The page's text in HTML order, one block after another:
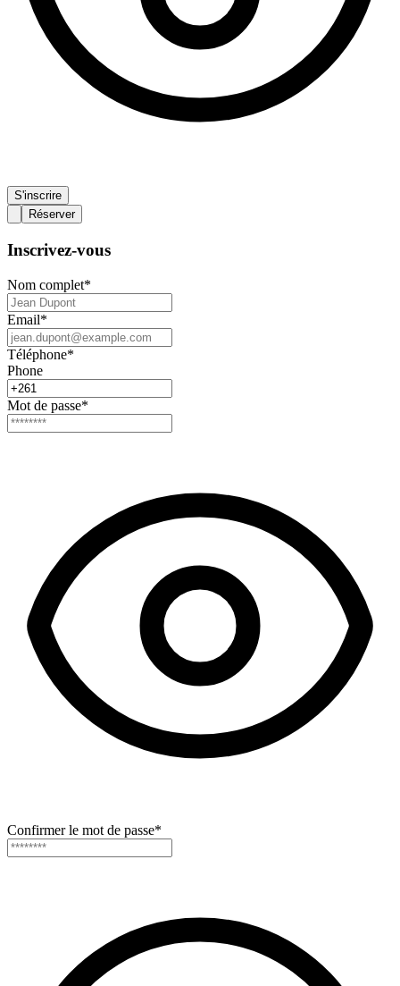
S'inscrire
Réserver
Inscrivez-vous
Nom complet*
Email*
Téléphone*
Phone
Mot de passe*
Confirmer le mot de passe*